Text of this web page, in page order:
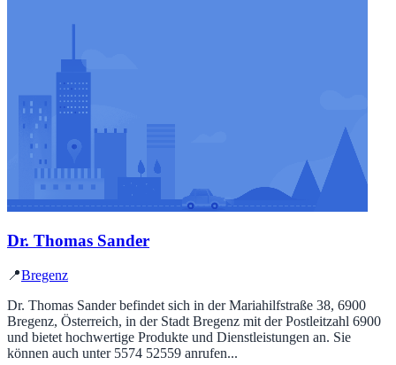
Dr. Thomas Sander
📍Bregenz
Dr. Thomas Sander befindet sich in der Mariahilfstraße 38, 6900
Bregenz, Österreich, in der Stadt Bregenz mit der Postleitzahl 6900
und bietet hochwertige Produkte und Dienstleistungen an. Sie
können auch unter 5574 52559 anrufen...